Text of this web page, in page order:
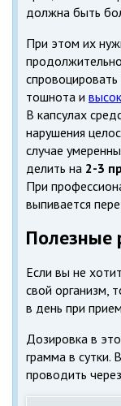
должна быть
При этом их
тошнота и
В капсулах
нарушения
случае
делить на 2-3
При
выпивается
Полезные
Если вы не
свой организм,
в день при
Дозировка в
грамма в сутки.
проводить